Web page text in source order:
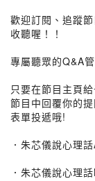
歡迎訂閱、追蹤
收聽喔！！
專屬聽眾的Q&A
只要在節目主頁
節目中回覆你的
表單投遞哦!
．朱芯儀說心理
．朱芯儀說心理